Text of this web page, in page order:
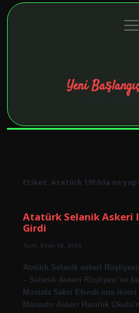
Gizlilik
aç
Yeni
Etiket: Atatürk 1910da ne
Atatürk Selanik Askeri
Girdi
Tarih: Ekim 18, 2024
Atatürk Selanik askeri
– Selanik Askeri Rüştiyesi’ne
Mustafa Sabri Efendi ona ikinci
Manastır Askeri Hazırlık